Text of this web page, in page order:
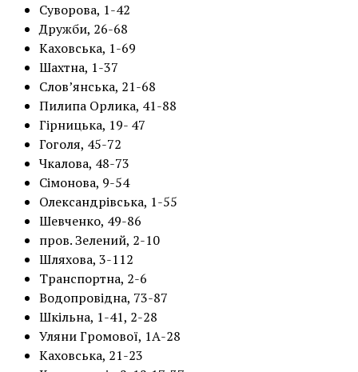
Суворова, 1-42
Дружби, 26-68
Каховська, 1-69
Шахтна, 1-37
Слов’янська, 21-68
Пилипа Орлика, 41-88
Гірницька, 19- 47
Гоголя, 45-72
Чкалова, 48-73
Сімонова, 9-54
Олександрівська, 1-55
Шевченко, 49-86
пров. Зелений, 2-10
Шляхова, 3-112
Транспортна, 2-6
Водопровідна, 73-87
Шкільна, 1-41, 2-28
Уляни Громової, 1А-28
Каховська, 21-23